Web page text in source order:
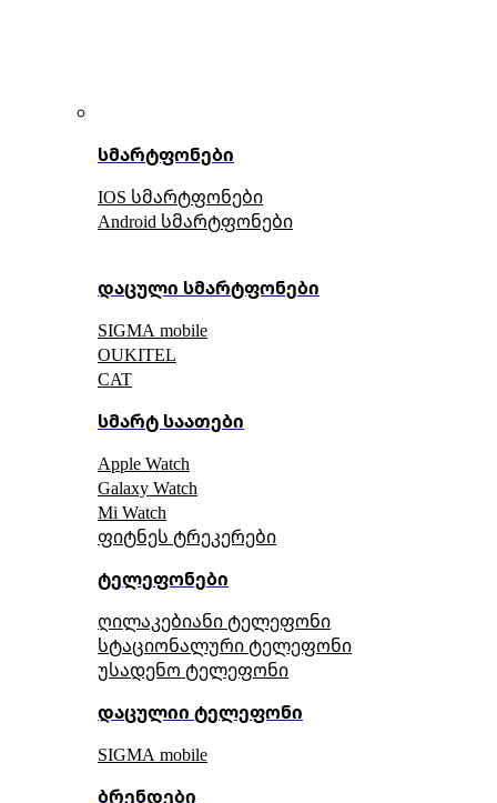
სმარტფონები
IOS სმარტფონები
Android სმარტფონები
დაცული სმარტფონები
SIGMA mobile
OUKITEL
CAT
სმარტ საათები
Apple Watch
Galaxy Watch
Mi Watch
ფიტნეს ტრეკერები
ტელეფონები
ღილაკებიანი ტელეფონი
სტაციონალური ტელეფონი
უსადენო ტელეფონი
დაცულიი ტელეფონი
SIGMA mobile
ბრენდები